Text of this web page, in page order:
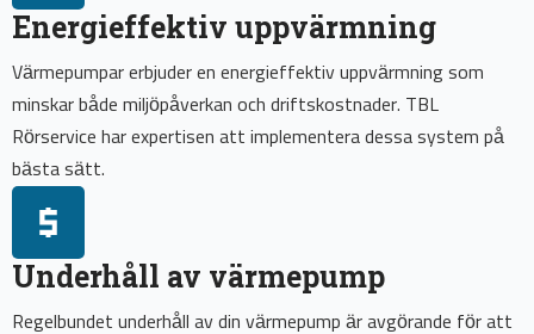
Energieffektiv uppvärmning
Värmepumpar erbjuder en energieffektiv uppvärmning som
minskar både miljöpåverkan och driftskostnader. TBL
Rörservice har expertisen att implementera dessa system på
bästa sätt.
Underhåll av värmepump
Regelbundet underhåll av din värmepump är avgörande för att